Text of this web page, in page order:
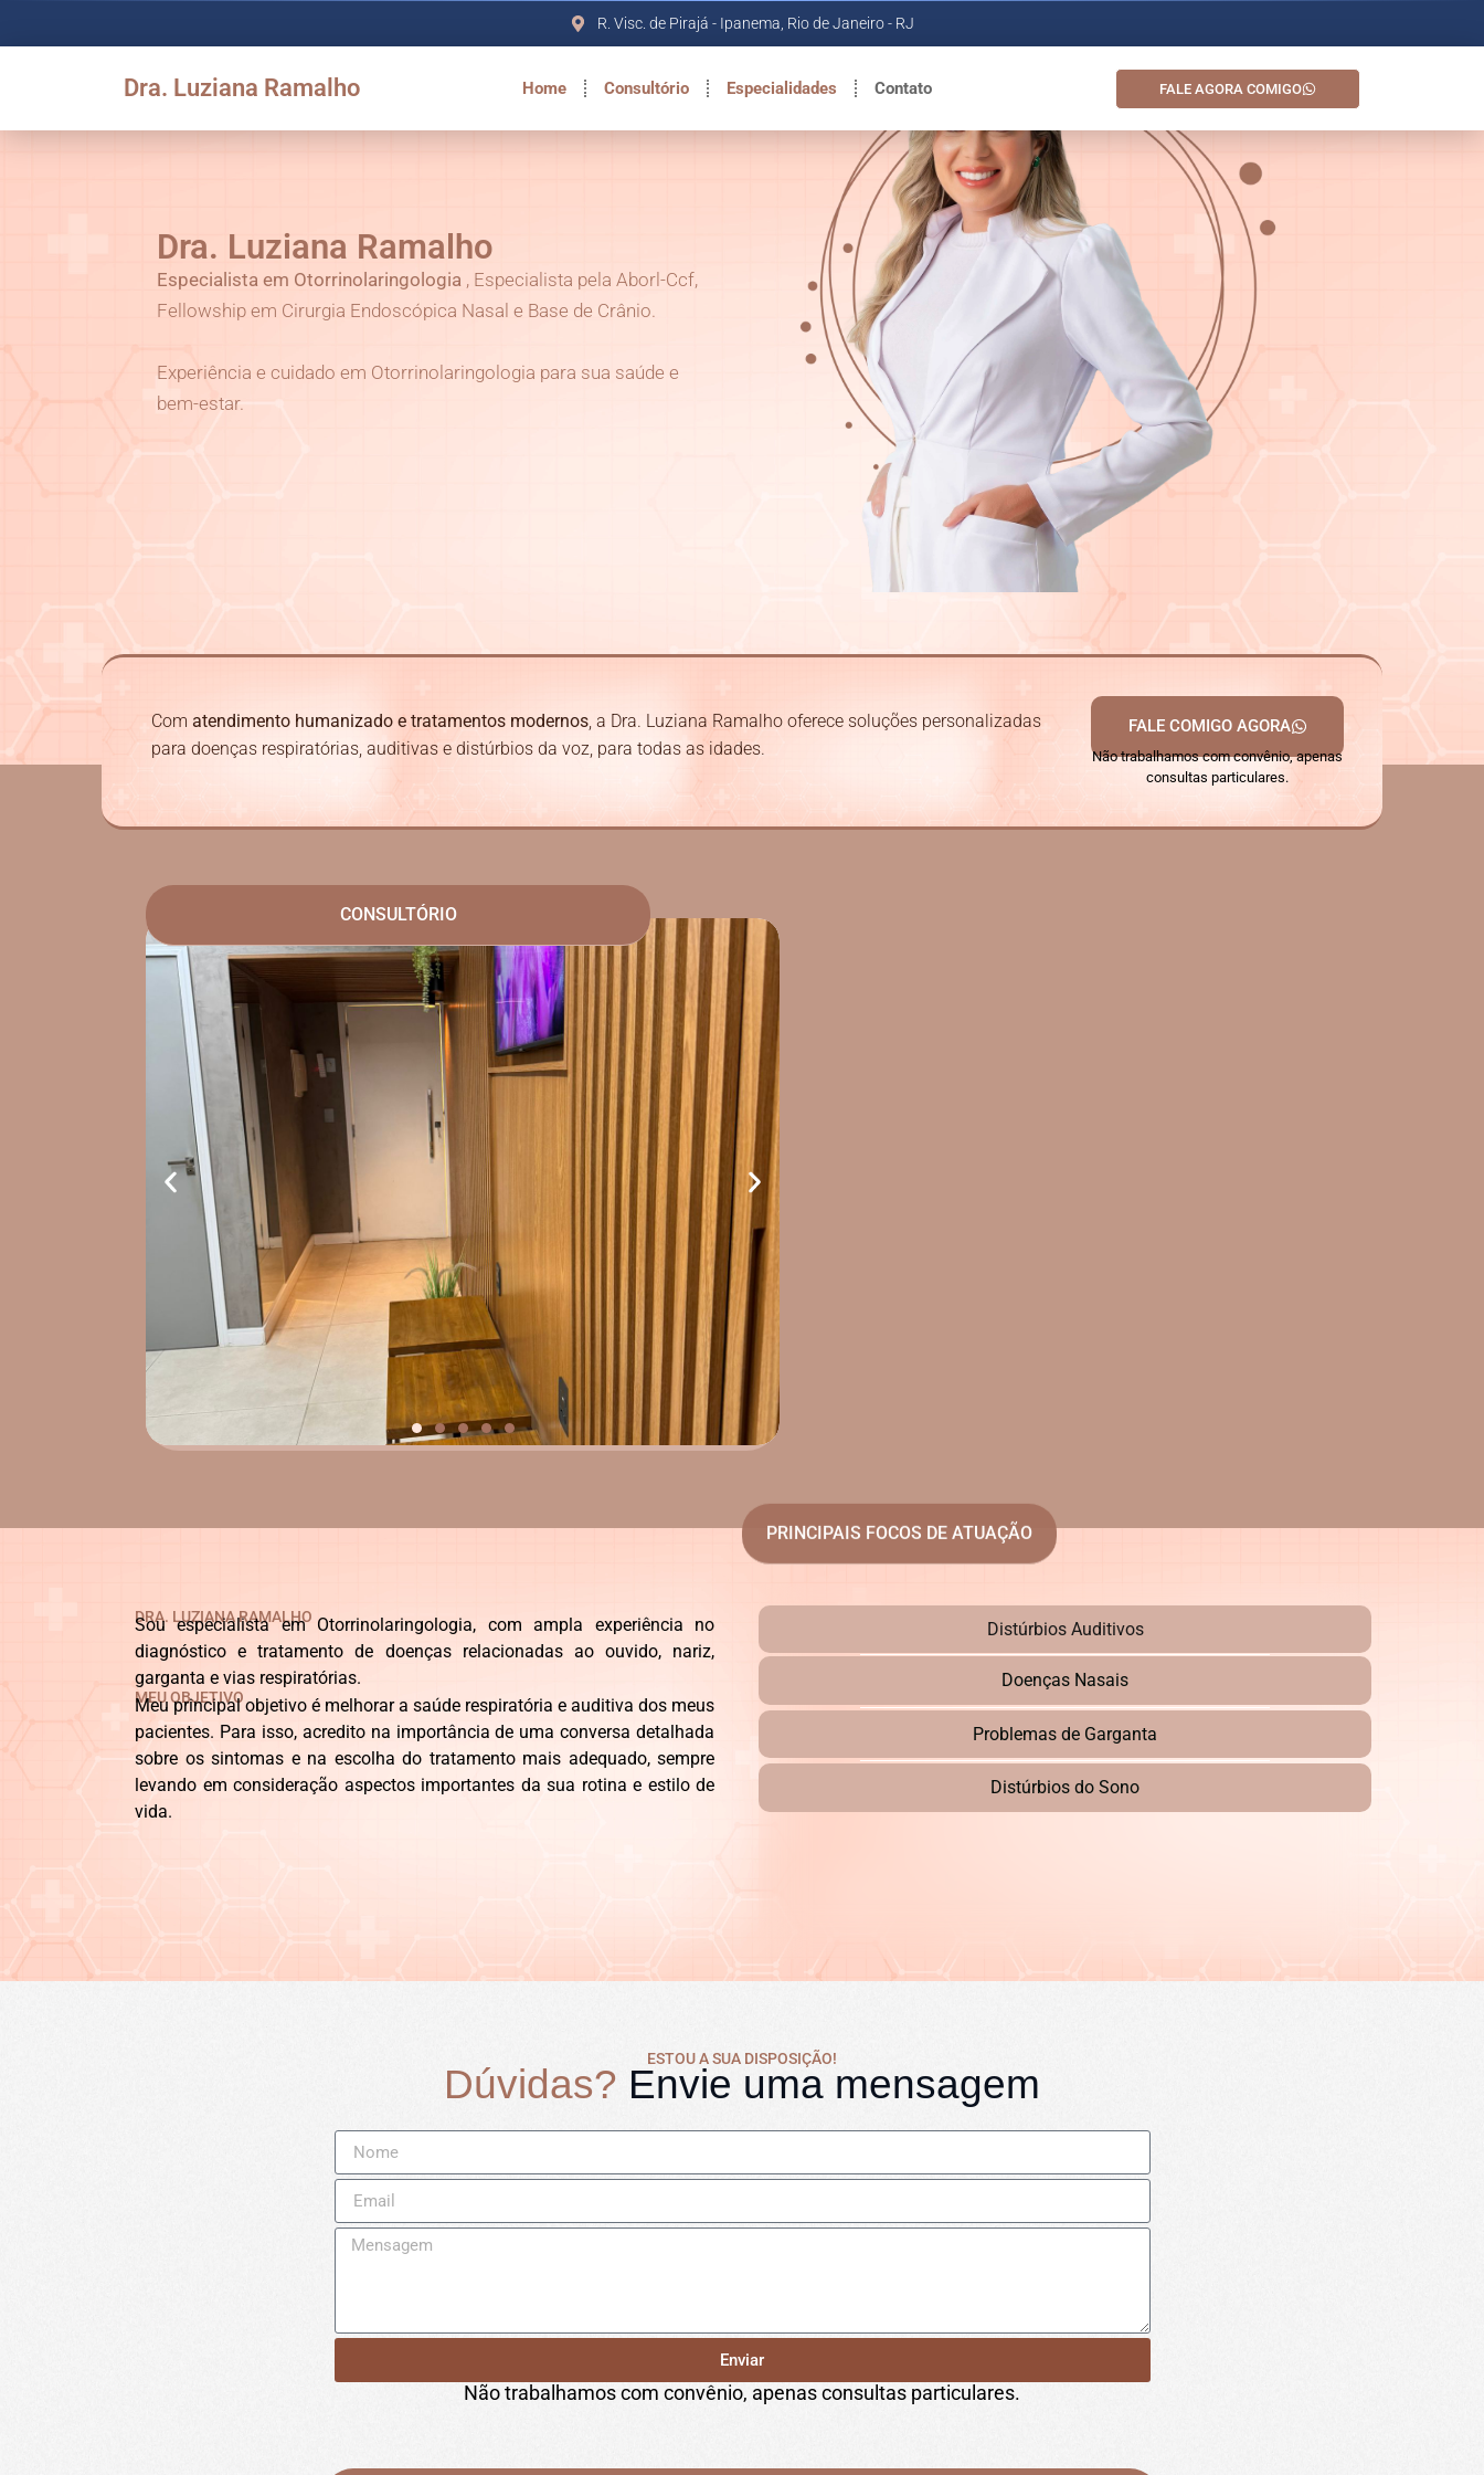
R. Visc. de Pirajá - Ipanema, Rio de Janeiro - RJ
Dra. Luziana Ramalho Home Consultório Especialidades Contato FALE AGORA COMIGO
Dra. Luziana Ramalho
Especialista em Otorrinolaringologia , Especialista pela Aborl-Ccf,
Fellowship em Cirurgia Endoscópica Nasal e Base de Crânio.
Experiência e cuidado em Otorrinolaringologia para sua saúde e
bem-estar.
Com atendimento humanizado e tratamentos modernos, a Dra. Luziana Ramalho oferece soluções personalizadas
para doenças respiratórias, auditivas e distúrbios da voz, para todas as idades.
FALE COMIGO AGORA
Não trabalhamos com convênio, apenas
consultas particulares.
CONSULTÓRIO
PRINCIPAIS FOCOS DE ATUAÇÃO
DRA. LUZIANA RAMALHO
Sou especialista em Otorrinolaringologia, com ampla experiência no
diagnóstico e tratamento de doenças relacionadas ao ouvido, nariz,
garganta e vias respiratórias.
MEU OBJETIVO
Meu principal objetivo é melhorar a saúde respiratória e auditiva dos meus
pacientes. Para isso, acredito na importância de uma conversa detalhada
sobre os sintomas e na escolha do tratamento mais adequado, sempre
levando em consideração aspectos importantes da sua rotina e estilo de
vida.
Distúrbios Auditivos
Doenças Nasais
Problemas de Garganta
Distúrbios do Sono
ESTOU A SUA DISPOSIÇÃO!
Dúvidas? Envie uma mensagem
Enviar
Não trabalhamos com convênio, apenas consultas particulares.